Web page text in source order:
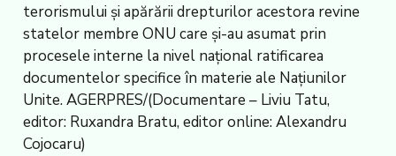
terorismului și apărării drepturilor acestora revine
statelor membre ONU care și-au asumat prin
procesele interne la nivel național ratificarea
documentelor specifice în materie ale Națiunilor
Unite. AGERPRES/(Documentare – Liviu Tatu,
editor: Ruxandra Bratu, editor online: Alexandru
Cojocaru)